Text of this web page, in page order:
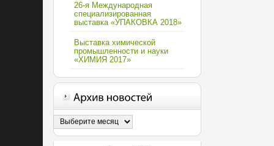
26-я Международная
специализированная
выставка «УПАКОВКА 2018»
Выставка химической
промышленности и науки
«ХИМИЯ 2017»